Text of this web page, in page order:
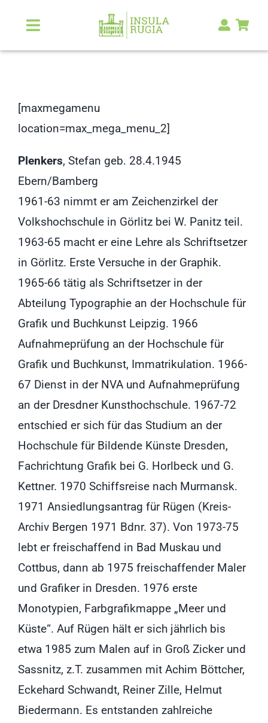
Inhalt
springen
Toggle
Navigation
Malerlexikon
RUGIA Shop NEU
[maxmegamenu
location=max_mega_menu_2]
Plenkers, Stefan geb. 28.4.1945
Ebern/Bamberg
1961-63 nimmt er am Zeichenzirkel der
Volkshochschule in Görlitz bei W. Panitz teil.
1963-65 macht er eine Lehre als Schriftsetzer
in Görlitz. Erste Versuche in der Graphik.
1965-66 tätig als Schriftsetzer in der
Abteilung Typographie an der Hochschule für
Grafik und Buchkunst Leipzig. 1966
Aufnahmeprüfung an der Hochschule für
Grafik und Buchkunst, Immatrikulation. 1966-
67 Dienst in der NVA und Aufnahmeprüfung
an der Dresdner Kunsthochschule. 1967-72
entschied er sich für das Studium an der
Hochschule für Bildende Künste Dresden,
Fachrichtung Grafik bei G. Horlbeck und G.
Kettner. 1970 Schiffsreise nach Murmansk.
1971 Ansiedlungsantrag für Rügen (Kreis-
Archiv Bergen 1971 Bdnr. 37). Von 1973-75
lebt er freischaffend in Bad Muskau und
Cottbus, dann ab 1975 freischaffender Maler
und Grafiker in Dresden. 1976 erste
Monotypien, Farbgrafikmappe „Meer und
Küste“. Auf Rügen hält er sich jährlich bis
etwa 1985 zum Malen auf in Groß Zicker und
Sassnitz, z.T. zusammen mit Achim Böttcher,
Eckehard Schwandt, Reiner Zille, Helmut
Biedermann. Es entstanden zahlreiche